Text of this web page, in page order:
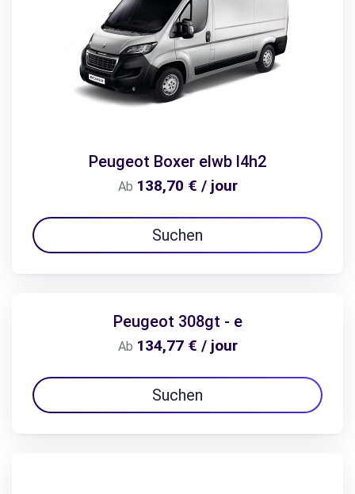
Peugeot Boxer elwb l4h2
Ab 138,70 € / jour
Suchen
Peugeot 308gt - e
Ab 134,77 € / jour
Suchen